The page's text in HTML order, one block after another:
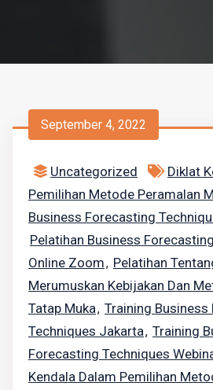
September 4, 2022
Uncategorized
Diklat
Pemilihan Metode Peramalan
Business Forecasting
Pelatihan Business
Online Zoom, Pelatihan
Merumuskan Kebijakan Dan
Tatap Muka, Training
Techniques Jakarta, Training
Forecasting Techniques
Kendala Dalam Pemilihan